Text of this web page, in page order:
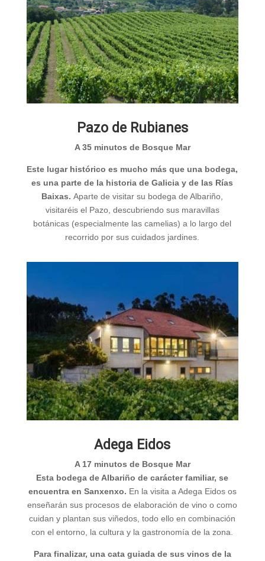
Pazo de Rubianes
A 35 minutos de Bosque Mar
Este lugar histórico es mucho más que una bodega,
es una parte de la historia de Galicia y de las Rías
Baixas. Aparte de visitar su bodega de Albariño,
visitaréis el Pazo, descubriendo sus maravillas
botánicas (especialmente las camelias) a lo largo del
recorrido por sus cuidados jardines.
Adega Eidos
A 17 minutos de Bosque Mar
Esta bodega de Albariño de carácter familiar, se
encuentra en Sanxenxo. En la visita a Adega Eidos os
enseñarán sus procesos de elaboración de vino o como
cuidan y plantan sus viñedos, todo ello en combinación
con el entorno, la cultura y la gastronomía de la zona.
Para finalizar, una cata guiada de sus vinos de la